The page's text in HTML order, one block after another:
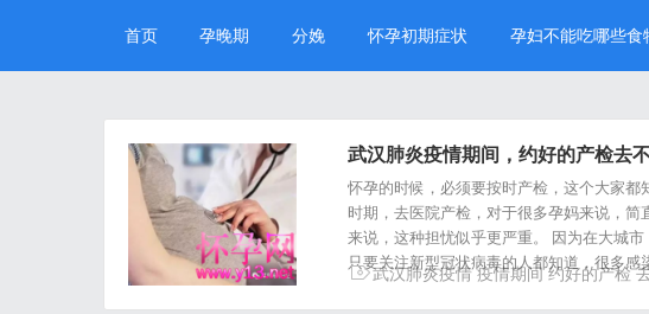
首页 孕晚期 分娩 怀孕初期症状 孕妇不能吃哪些食
武汉肺炎疫情期间，约好的产检去
怀孕的时候，必须要按时产检，这个大家
时期，去医院产检，对于很多孕妈来说，
来说，这种担忧似乎更严重。 因为在大城
只要关注新型冠状病毒的人都知道，很多感
武汉肺炎疫情 疫情期间 约好的产检